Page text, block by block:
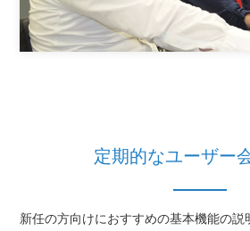
定期的なユーザー
新任の方向けにおすすめの基本機能の説